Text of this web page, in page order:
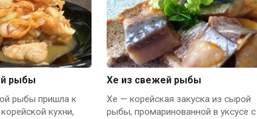
рыбы
рыбы пришла к
кухни,
Хе из свежей рыбы
Хе — корейская закуска из сырой
рыбы, промаринованной в уксусе с